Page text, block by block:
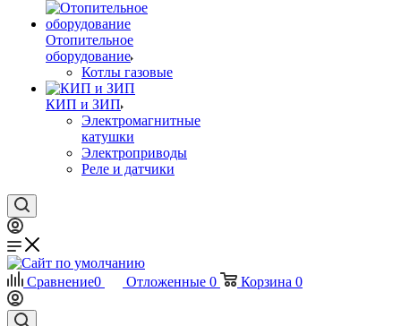
Отопительное
оборудование
Котлы газовые
КИП и ЗИП
Электромагнитные
катушки
Электроприводы
Реле и датчики
Сравнение0 Отложенные 0 Корзина 0